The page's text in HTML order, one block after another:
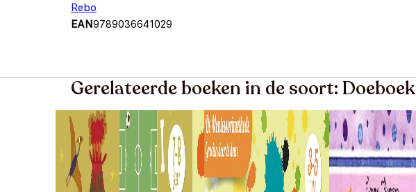
Rebo
EAN9789036641029
Gerelateerde boeken in de soort: Doeboek